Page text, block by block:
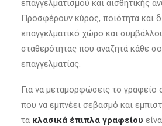
επαγγελματισμού και αισθητικής
Προσφέρουν κύρος, ποιότητα και
επαγγελματικό χώρο και
σταθερότητας που αναζητά κάθε
επαγγελματίας.
Για να μεταμορφώσεις το
που να εμπνέει σεβασμό και
τα κλασικά έπιπλα γραφείου